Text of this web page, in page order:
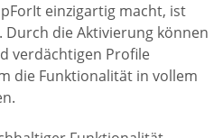
einzigartig macht, ist
die Aktivierung können
verdächtigen Profile
die Funktionalität in vollem